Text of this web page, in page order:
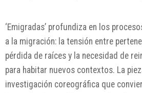
‘Emigradas’ profundiza en los
a la migración: la tensión entre
pérdida de raíces y la necesidad de
para habitar nuevos contextos. La
investigación coreográfica que